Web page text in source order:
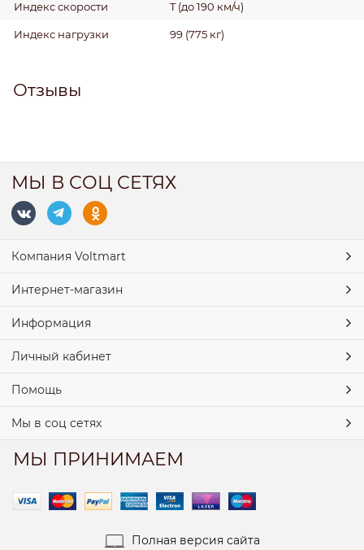
Индекс скорости T (до 190 км/ч)
Индекс нагрузки 99 (775 кг)
Отзывы
МЫ В СОЦ СЕТЯХ
Компания Voltmart
Интернет-магазин
Информация
Личный кабинет
Помощь
Мы в соц сетях
МЫ ПРИНИМАЕМ
Полная версия сайта